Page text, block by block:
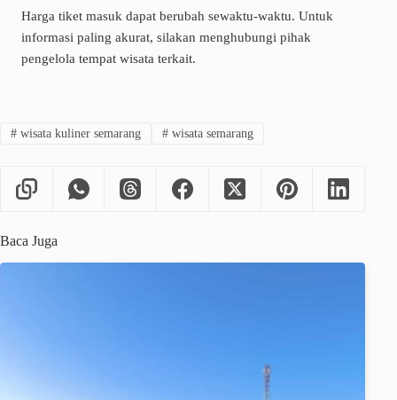
Harga tiket masuk dapat berubah sewaktu-waktu. Untuk
informasi paling akurat, silakan menghubungi pihak
pengelola tempat wisata terkait.
#wisata kuliner semarang #wisata semarang
Baca Juga